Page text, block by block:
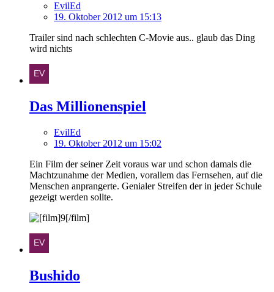
EvilEd
19. Oktober 2012 um 15:13
Trailer sind nach schlechten C-Movie aus.. glaub das Ding
wird nichts
Das Millionenspiel
EvilEd
19. Oktober 2012 um 15:02
Ein Film der seiner Zeit voraus war und schon damals die
Machtzunahme der Medien, vorallem das Fernsehen, auf die
Menschen anprangerte. Genialer Streifen der in jeder Schule
gezeigt werden sollte.
Bushido